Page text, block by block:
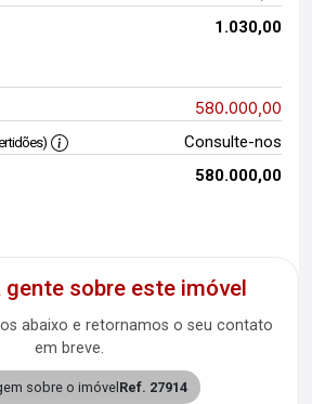
1.030,00
580.000,00
Consulte-nos
580.000,00
gente sobre este imóvel
abaixo e retornamos o seu contato
em breve.
sobre o imóvel Ref. 27914